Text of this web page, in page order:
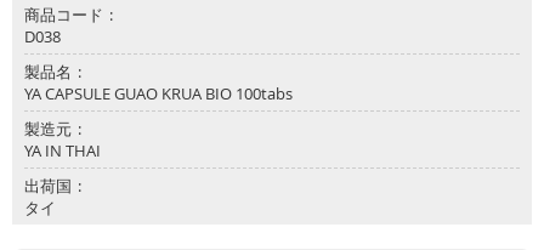
質
問
商品コード
D038
製品名
YA CAPSULE GUAO KRUA BIO 100tabs
製造元
YA IN THAI
出荷国
タイ